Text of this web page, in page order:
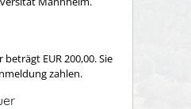
EUR 200,00. Sie
zahlen.